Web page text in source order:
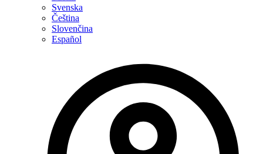
Svenska
Čeština
Slovenčina
Español